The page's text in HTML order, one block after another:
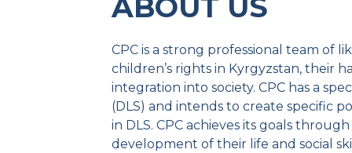
ABOUT US
CPC is a strong professional team
children’s rights in Kyrgyzstan, their
integration into society. CPC has a
(DLS) and intends to create specific
in DLS. CPC achieves its goals
development of their life and social